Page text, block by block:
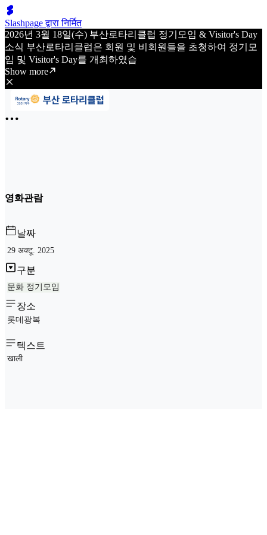
Slashpage द्वारा निर्मित
2026년 3월 18일(수) 부산로타리클럽 정기모임 & Visitor's Day
소식 부산로타리클럽은 회원 및 비회원들을 초청하여 정기모
임 및 Visitor's Day를 개최하였습
Show more
영화관람
날짜
29 अक्टू. 2025
구분
문화 정기모임
장소
롯데광복
텍스트
खाली